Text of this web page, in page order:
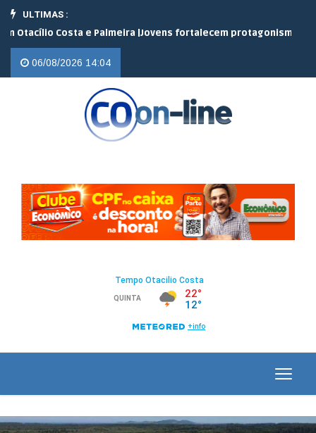
ULTIMAS :
Costa e Palmeira |Jovens fortalecem protagonismo no campo
06/08/2026 14:04